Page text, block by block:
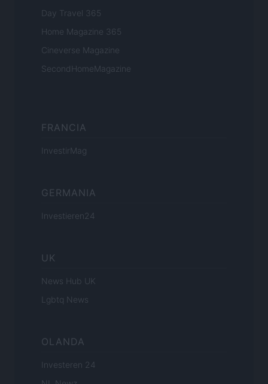
Day Travel 365
Home Magazine 365
Cineverse Magazine
SecondHomeMagazine
FRANCIA
InvestirMag
GERMANIA
Investieren24
UK
News Hub UK
Lgbtq News
OLANDA
Investeren 24